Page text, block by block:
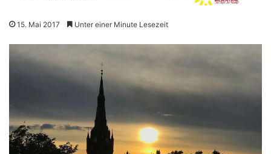
15. Mai 2017 Unter einer Minute Lesezeit